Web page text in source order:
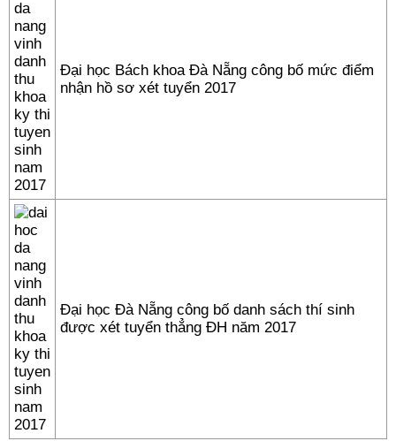
Đại học Bách khoa Đà Nẵng công bố mức điểm
nhận hồ sơ xét tuyển 2017
Đại học Đà Nẵng công bố danh sách thí sinh
được xét tuyển thẳng ĐH năm 2017